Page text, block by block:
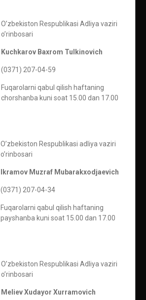
O’zbekiston Respublikasi Adliya vaziri
o’rinbosari
Kuchkarov Baxrom Tulkinovich
(0371) 207-04-59
Fuqarolarni qabul qilish haftaning
chorshanba kuni soat 15.00 dan 17.00
O’zbekiston Respublikasi adliya vaziri
o’rinbosari
Ikramov Muzraf Mubarakxodjaevich
(0371) 207-04-34
Fuqarolarni qabul qilish haftaning
payshanba kuni soat 15.00 dan 17.00
O’zbekiston Respublikasi Adliya vaziri
o’rinbosari
Meliev Xudayor Xurramovich